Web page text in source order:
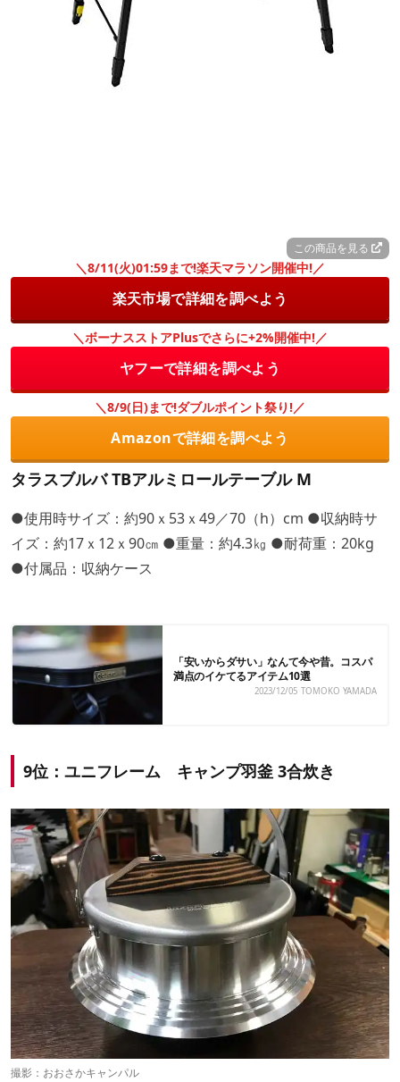
この商品を見る
＼8/11(火)01:59まで!楽天マラソン開催中!／
楽天市場で詳細を調べよう
＼ボーナスストアPlusでさらに+2%開催中!／
ヤフーで詳細を調べよう
＼8/9(日)まで!ダブルポイント祭り!／
Amazonで詳細を調べよう
タラスブルバ TBアルミロールテーブル M
●使用時サイズ：約90ｘ53ｘ49／70（h）cm ●収納時サ
イズ：約17ｘ12ｘ90㎝ ●重量：約4.3㎏ ●耐荷重：20kg
●付属品：収納ケース
「安いからダサい」なんて今や昔。コスパ
満点のイケてるアイテム10選
2023/12/05 TOMOKO YAMADA
9位：ユニフレーム キャンプ羽釜 3合炊き
撮影：おおさかキャンパル